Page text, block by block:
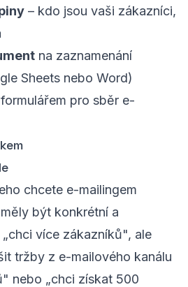
– kdo jsou vaši zákazníci,
na zaznamenání
Sheets nebo Word)
pro sběr e-
chcete e-mailingem
být konkrétní a
více zákazníků", ale
tržby z e-mailového kanálu
nebo „chci získat 500